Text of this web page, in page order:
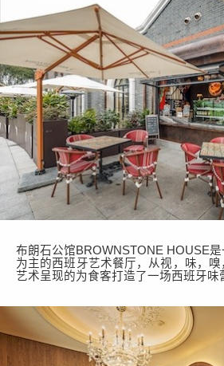
布朗石公馆BROWNSTONE HOUSE
为主的西班牙艺术餐厅，从视，味，
艺术呈现的为食客打造了一场西班牙味